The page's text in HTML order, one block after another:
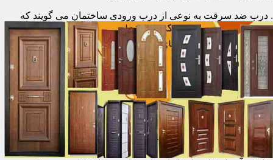
. درب ضد سرقت به نوعی از درب ورودی ساختمان می گویند که